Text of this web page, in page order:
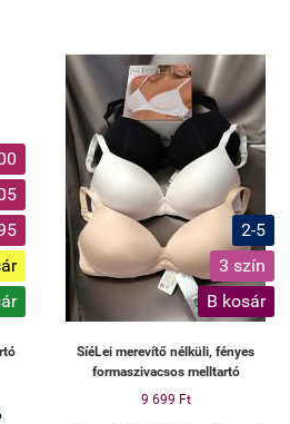
napra vagy sporthoz is
✔ Kapocs nélküli – egyszerű
felvétel
Ha kényelmes, mégis jól tartó
melltartót keresel, ez az egyik
legjobb választás.
2-5
3 szín
B kosár
SíéLei merevítő nélküli, fényes
formaszivacsos melltartó
9 699 Ft